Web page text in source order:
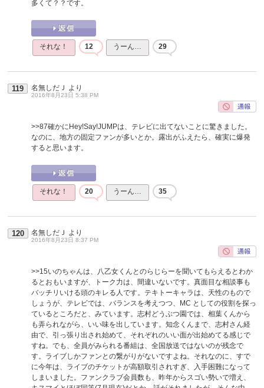
多くて？？です。
それな！ 12 うーん… 29
119 名無しだＪ より
2016年8月23日 5:38 PM
>>87確かにHey!Say!JUMPは、テレビに出てないことに驚きました。
なのに、地方の固定ファンが多いとか。露出がふえたら、確実に爆発
すると思います。
それな！ 20 うーん… 35
120 名無しだＪ より
2016年8月23日 8:37 PM
>>15いのちゃんは、八乙女くんとのらじらーを聞いてもらえるとわか
るとおもいますが、トーク力は、間違いないです。真面目な相談事も
バッチリいける頭のキレる人です。テキトーキャラは、天性のもので
しょうが、テレビでは、バランスを考えつつ、MC としての役割を探っ
ているところだと、みています。志村どうぶつ園では、相葉くんから
も弄られながら、いい味を出しています。知念くんまで、志村さん経
由で、引っ張り出され始めて、それぞれのいい面が出始めてる感じで
すね。でも、全員がみられる番組は、全国放送ではないのが残念で
す。ライブしかファンとの繋がりがないですよね。それなのに、すで
に今年は、ライブのチケットが高額取引されすぎ、入手困難になって
しまいました。ファンクラブ会員数も、昨年からスゴい勢いで増え、